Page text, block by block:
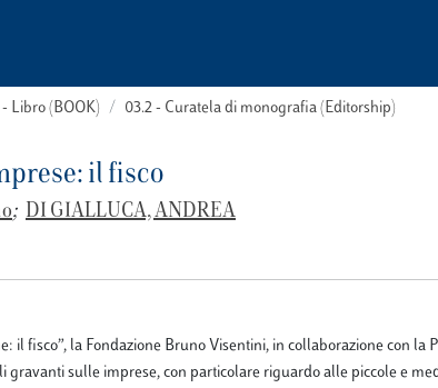
- Libro (BOOK) 03.2 - Curatela di monografia (Editorship)
il fisco
; DI GIALLUCA, ANDREA
il fisco”, la Fondazione Bruno Visentini, in collaborazione con la
sulle imprese, con particolare riguardo alle piccole e